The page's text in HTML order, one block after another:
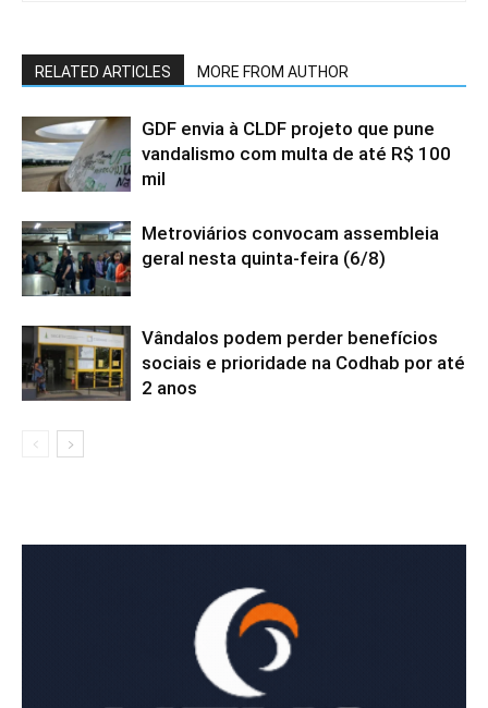
RELATED ARTICLES MORE FROM AUTHOR
GDF envia à CLDF projeto que pune
vandalismo com multa de até R$ 100
mil
Metroviários convocam assembleia
geral nesta quinta-feira (6/8)
Vândalos podem perder benefícios
sociais e prioridade na Codhab por até
2 anos